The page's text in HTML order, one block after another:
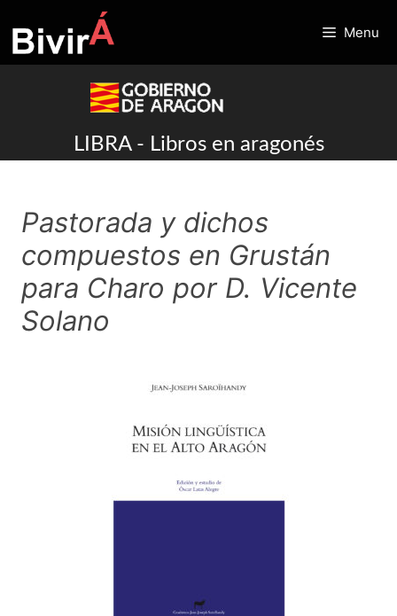
to
content
Menu
LIBRA - Libros en aragonés
Pastorada y dichos
compuestos en Grustán
para Charo por D. Vicente
Solano